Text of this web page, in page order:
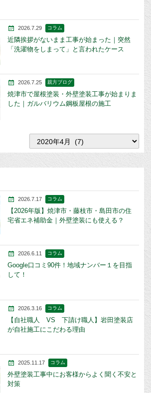
2026.7.29 コラム
近隣挨拶がないまま工事が始まった｜突然
「洗濯物をしまって」と言われたケース
2026.7.25 親方ブログ
焼津市で屋根塗装・外壁塗装工事が始まりま
した｜ガルバリウム鋼板屋根の施工
2026.7.17 コラム
【2026年版】焼津市・藤枝市・島田市の住
宅省エネ補助金｜外壁塗装にも使える？
2026.6.11 コラム
Google口コミ90件！地域ナンバー１を目指
して！
2026.3.16 コラム
【自社職人 VS 下請け職人】岩田塗装店
が自社施工にこだわる理由
2025.11.17 コラム
外壁塗装工事中にお客様からよく聞く不安と
対策